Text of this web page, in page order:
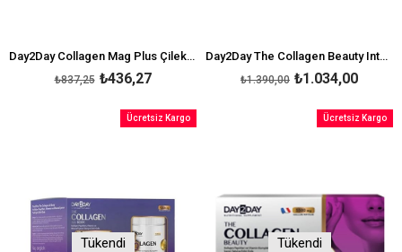
Day2Day Collagen Mag Plus Çilek Karpuz Aromalı 30 Saşe
₺436,27
₺837,25
Day2Day The Collagen Beauty Intense Çilek Aromalı 60 Saşe
₺1.034,00
₺1.390,00
Tükendi
Ücretsiz Kargo
Tükendi
Ücretsiz Kargo